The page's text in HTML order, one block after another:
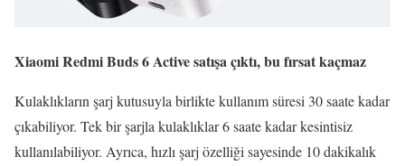
Xiaomi Redmi Buds 6 Active satışa çıktı, bu fırsat kaçmaz
Kulaklıkların şarj kutusuyla birlikte kullanım süresi 30 saate kadar
çıkabiliyor. Tek bir şarjla kulaklıklar 6 saate kadar kesintisiz
kullanılabiliyor. Ayrıca, hızlı şarj özelliği sayesinde 10 dakikalık